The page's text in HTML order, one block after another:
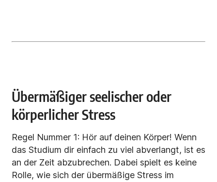
Übermäßiger seelischer oder
körperlicher Stress
Regel Nummer 1: Hör auf deinen Körper! Wenn
das Studium dir einfach zu viel abverlangt, ist es
an der Zeit abzubrechen. Dabei spielt es keine
Rolle, wie sich der übermäßige Stress im